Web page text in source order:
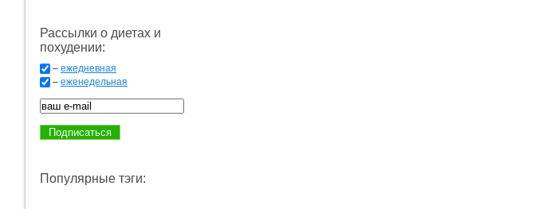
Рассылки о диетах и
похудении:
– ежедневная
– еженедельная
Популярные тэги: